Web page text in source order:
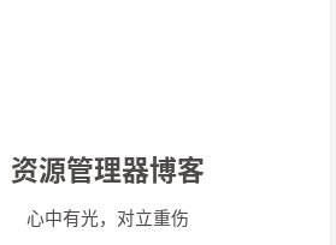
资源管理器博客
心中有光，对立重伤